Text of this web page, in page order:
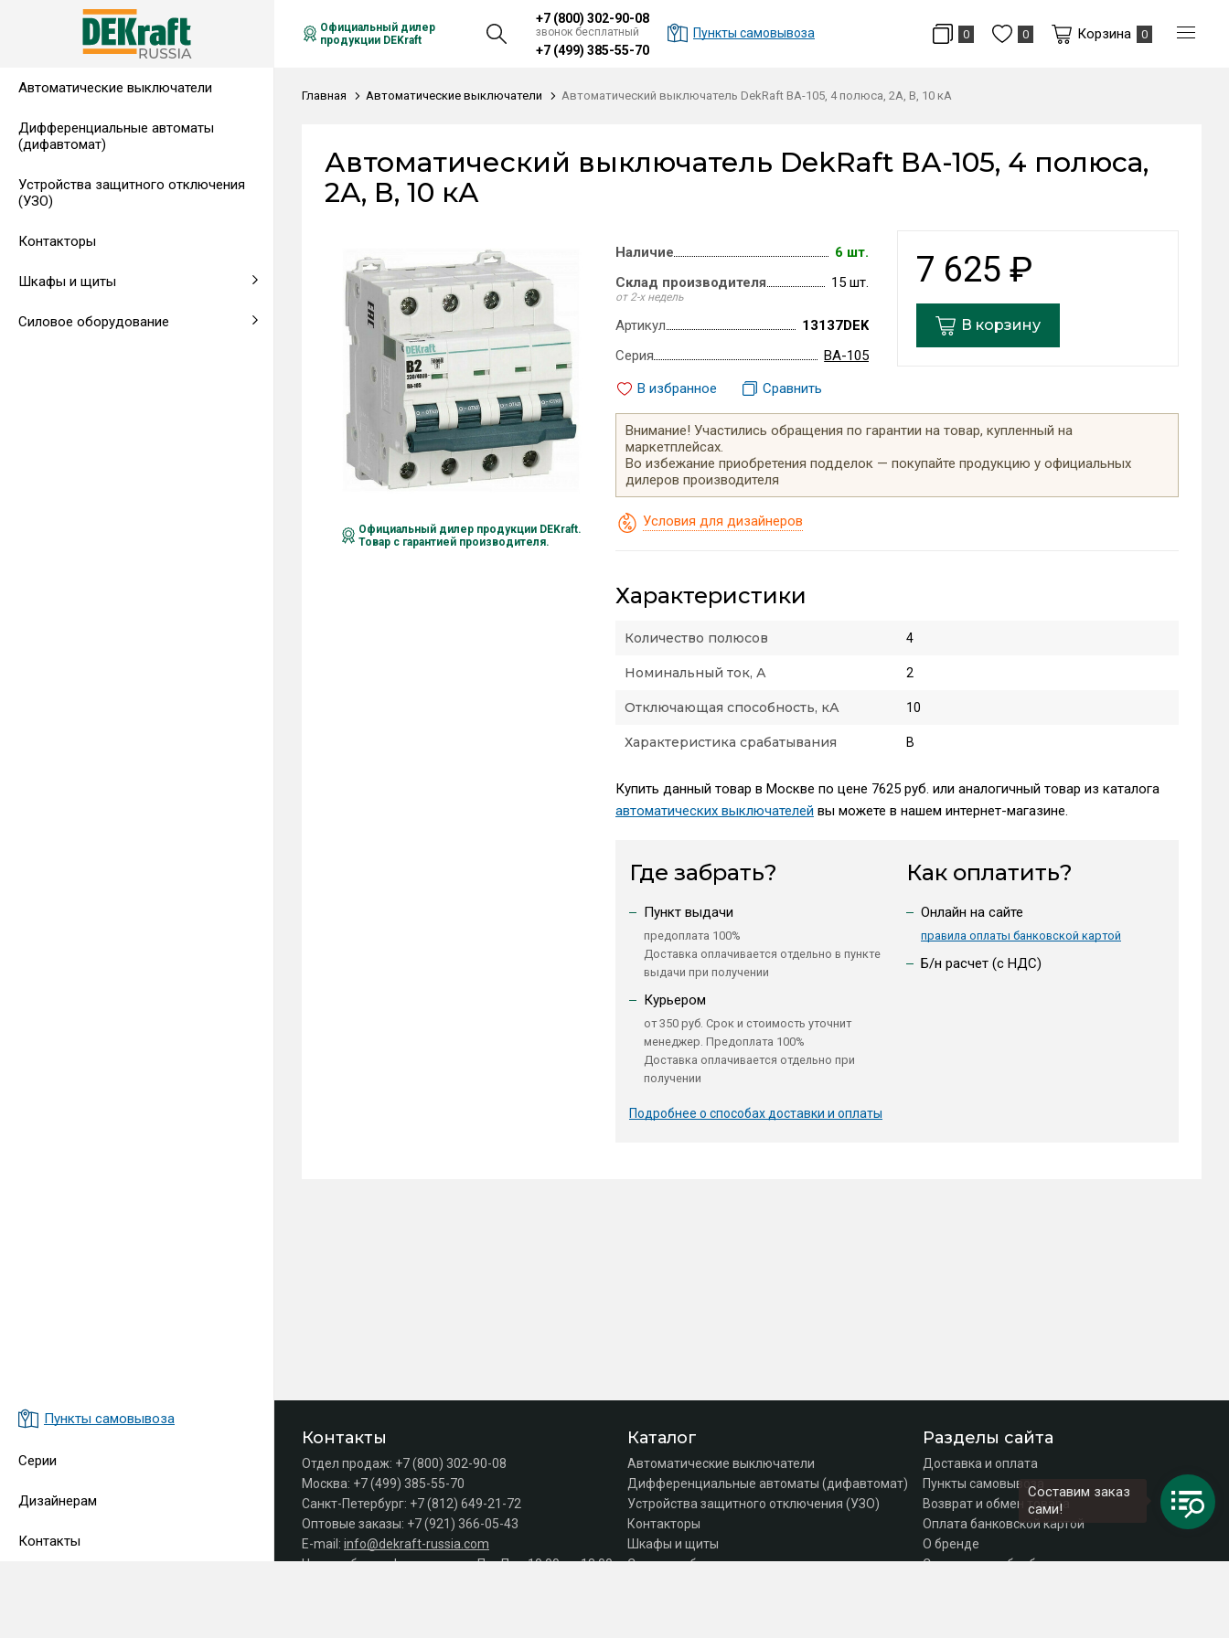
Автоматические выключатели
Дифференциальные автоматы
(дифавтомат)
Устройства защитного отключения
(УЗО)
Контакторы
Шкафы и щиты
Распределительные щиты,
Напольные щиты
Клеммы и комплектующие
Клеммы на DIN-рейку
Аксессуары для щитов
Силовое оборудование
Автоматические выключатели в
Аксессуары
Предохранители
Щитовые приборы
Амперметры
Автоматические воздушные
выключатели
Воздушные автоматические
Пункты самовывоза
Серии
Дизайнерам
Контакты
Официальный дилер
продукции DEKraft
+7 (800) 302-90-08
звонок бесплатный
+7 (499) 385-55-70
Пункты самовывоза 0 0 Корзина 0
Главная Автоматические выключатели Автоматический выключатель DekRaft ВА-105, 4 полюса, 2А, В, 10 кА
Автоматический выключатель DekRaft ВА-105, 4 полюса,
2А, В, 10 кА
Официальный дилер продукции DEKraft.
Товар с гарантией производителя.
7 625 ₽
В корзину
Наличие
6 шт.
Склад производителя
от 2-х недель
15 шт.
Артикул
13137DEK
Серия
ВА-105
В избранное
Сравнить
Внимание! Участились обращения по гарантии на товар, купленный на
маркетплейсах.
Во избежание приобретения подделок — покупайте продукцию у официальных
дилеров производителя
Условия для дизайнеров
Характеристики
Количество полюсов 4
Номинальный ток, А 2
Отключающая способность, кА 10
Характеристика срабатывания B
Купить данный товар в Москве по цене 7625 руб. или аналогичный товар из каталога
автоматических выключателей вы можете в нашем интернет-магазине.
Где забрать?
Пункт выдачи
предоплата 100%
Доставка оплачивается отдельно в пункте
выдачи при получении
Курьером
от 350 руб. Срок и стоимость уточнит
менеджер. Предоплата 100%
Доставка оплачивается отдельно при
получении
Подробнее о способах доставки и оплаты
Как оплатить?
Онлайн на сайте
правила оплаты банковской картой
Б/н расчет (c НДС)
Контакты
Отдел продаж: +7 (800) 302-90-08
Москва: +7 (499) 385-55-70
Санкт-Петербург: +7 (812) 649-21-72
Оптовые заказы: +7 (921) 366-05-43
E-mail: info@dekraft-russia.com
Часы работы офиса продаж: Пн–Пт с 10:00 до 18:00
Каталог
Автоматические выключатели
Дифференциальные автоматы (дифавтомат)
Устройства защитного отключения (УЗО)
Контакторы
Шкафы и щиты
Силовое оборудование
Разделы сайта
Доставка и оплата
Пункты самовывоза
Возврат и обмен товара
Оплата банковской картой
О бренде
Согласие на обработку персональных данных
Составим заказ
сами!